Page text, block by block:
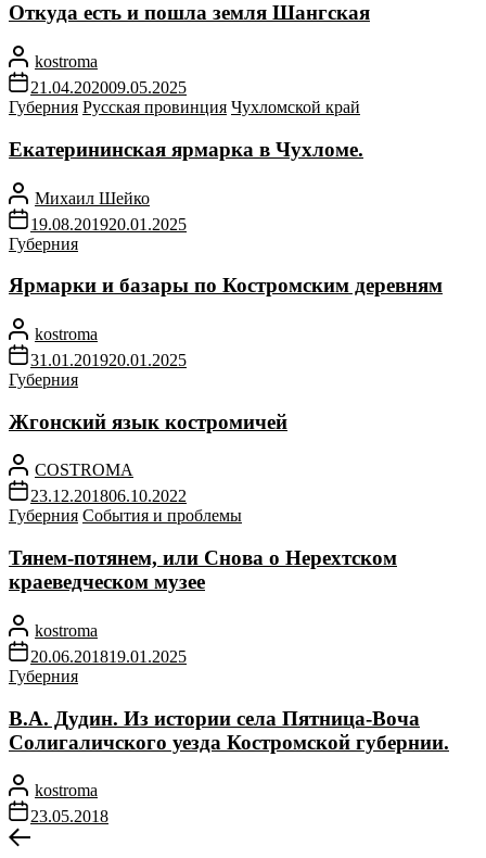
Откуда есть и пошла земля Шангская
kostroma
21.04.202009.05.2025
Губерния Русская провинция Чухломской край
Екатерининская ярмарка в Чухломе.
Михаил Шейко
19.08.201920.01.2025
Губерния
Ярмарки и базары по Костромским деревням
kostroma
31.01.201920.01.2025
Губерния
Жгонский язык костромичей
COSTROMA
23.12.201806.10.2022
Губерния События и проблемы
Тянем-потянем, или Снова о Нерехтском
краеведческом музее
kostroma
20.06.201819.01.2025
Губерния
В.А. Дудин. Из истории села Пятница-Воча
Солигаличского уезда Костромской губернии.
kostroma
23.05.2018
Навигация
Предыдущая